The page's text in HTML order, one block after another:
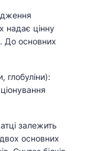
надає цінну
До основних
глобуліни):
залежить
основних